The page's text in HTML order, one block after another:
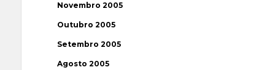
Novembro 2005
Outubro 2005
Setembro 2005
Agosto 2005